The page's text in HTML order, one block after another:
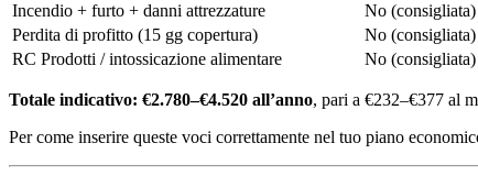
Incendio + furto + danni attrezzature
No (consigliata)
Perdita di profitto (15 gg copertura)
No (consigliata)
RC Prodotti / intossicazione alimentare
No (consigliata)
Totale indicativo: €2.780–€4.520 all’anno, pari a €232–€377 al
Per come inserire queste voci correttamente nel tuo piano